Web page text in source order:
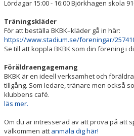
Lördagar 15:00 - 16:00 Björkhagen skola
Träningskläder
För att beställa BKBK–kläder gå in här:
https://www.stadium.se/foreningar/
Se till att koppla BKBK som din förening i
Föräldraengagemang
BKBK är en ideell verksamhet och
tillgång. Som ledare, tränare men också
klubbens café.
läs mer.
Om du är intresserad av att prova på att
välkommen att anmäla dig här!